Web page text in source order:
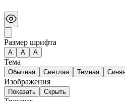
Размер шрифта
А A A
Тема
Обычная Светлая Темная
Изображения
Показать Скрыть